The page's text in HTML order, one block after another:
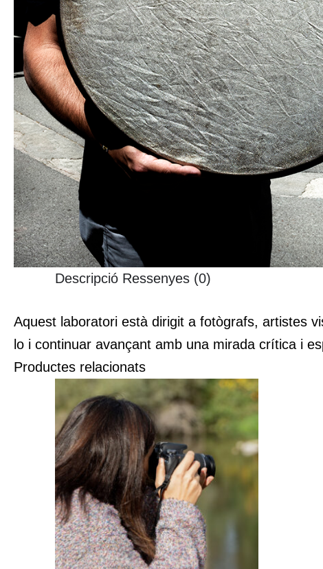
Descripció Ressenyes (0)
Aquest laboratori està dirigit a fotògrafs, artistes
lo i continuar avançant amb una mirada crítica i
Productes relacionats